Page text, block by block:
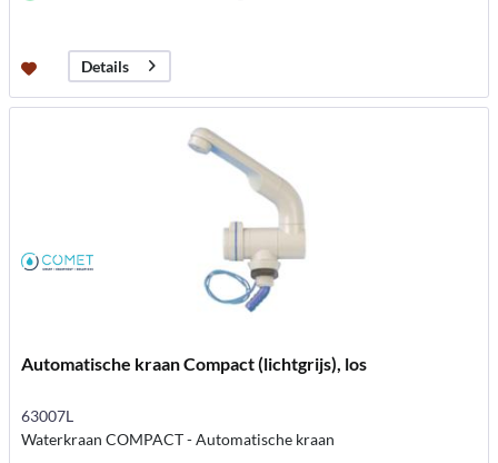
Details
Automatische kraan Compact (lichtgrijs), los
63007L
Waterkraan COMPACT - Automatische kraan